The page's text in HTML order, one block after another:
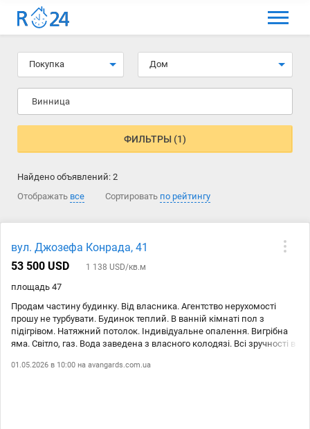
МЕНЮ
Выбрать язык
Избранные объявления
Комментарии к объявления
Как добавить объявление
Покупка Дом
Винница
ФИЛЬТРЫ (1)
Найдено объявлений: 2
Отображать все Сортировать по рейтингу
вул. Джозефа Конрада, 41
53 500 USD
1 138 USD/кв.м
площадь 47
Продам частину будинку. Від власника. Агентство нерухомості
прошу не турбувати. Будинок теплий. В ванній кімнаті пол з
підігрівом. Натяжний потолок. Індивідуальне опалення. Вигрібна
яма. Світло, газ. Вода заведена з власного колодязі. Всі зручності в
ціна норм. Вайфай. Також є виноград елітних сортів. До зупинки 5
01.05.2026 в 10:00 на avangards.com.ua